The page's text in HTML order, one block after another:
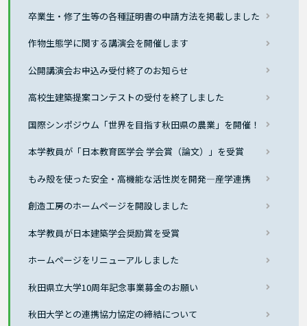
卒業生・修了生等の各種証明書の申請方法を掲載しました
作物生態学に関する講演会を開催します
公開講演会お申込み受付終了のお知らせ
高校生建築提案コンテストの受付を終了しました
国際シンポジウム「世界を目指す秋田県の農業」を開催！
本学教員が「日本教育医学会 学会賞（論文）」を受賞
もみ殻を使った安全・高機能な活性炭を開発―産学連携
創造工房のホームページを開設しました
本学教員が日本建築学会奨励賞を受賞
ホームページをリニューアルしました
秋田県立大学10周年記念事業募金のお願い
秋田大学との連携協力協定の締結について